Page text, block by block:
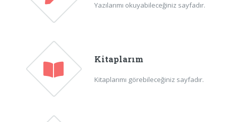
Yazılarımı okuyabileceğiniz sayfadır.
Kitaplarım
Kitaplarımı görebileceğiniz sayfadır.